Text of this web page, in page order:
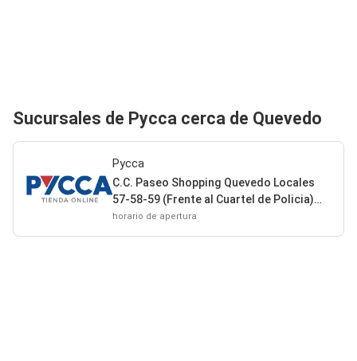
Sucursales de Pycca cerca de Quevedo
Pycca
C.C. Paseo Shopping Quevedo Locales
57-58-59 (Frente al Cuartel de Policia)
Quevedo
horario de apertura